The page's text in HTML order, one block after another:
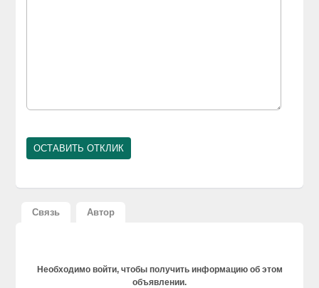
Связь Автор
Необходимо войти, чтобы получить информацию об этом
объявлении.